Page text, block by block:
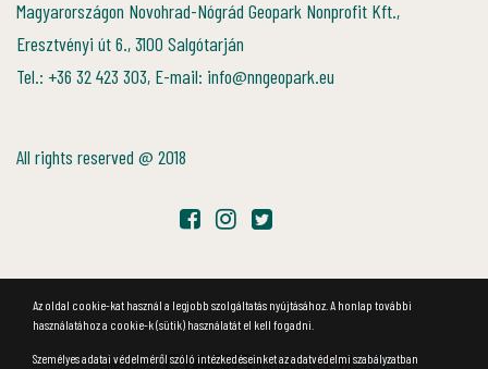
Magyarországon Novohrad-Nógrád Geopark Nonprofit Kft.,
Eresztvényi út 6., 3100 Salgótarján
Tel.: +36 32 423 303, E-mail: info@nngeopark.eu
All rights reserved @ 2018
Powered by a product of
Az oldal cookie-kat használ a legjobb szolgáltatás nyújtásához. A honlap további
használatához a cookie-k (sütik) használatát el kell fogadni.
Személyes adatai védelméről szóló intézkedéseinket az adatvédelmi szabályzatban